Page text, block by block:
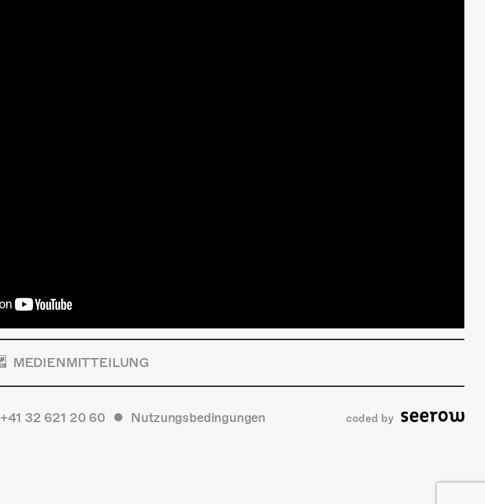
MEDIENMITTEILUNG
+41 32 621 20 60 Nutzungsbedingungen coded by